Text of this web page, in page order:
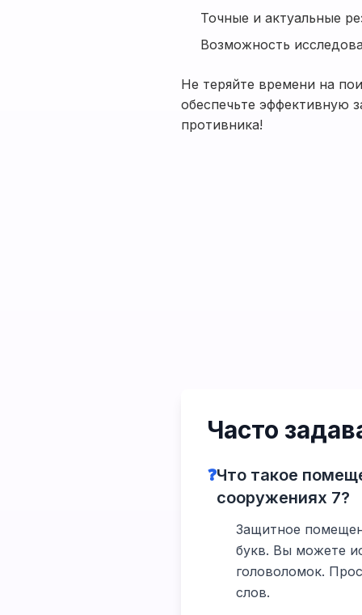
Точные и актуальные
Возможность
Не теряйте времени на
обеспечьте эффективную
противника!
Часто
❓Что такое
сооружениях 7?
Защитное
букв. Вы можете
головоломок.
слов.